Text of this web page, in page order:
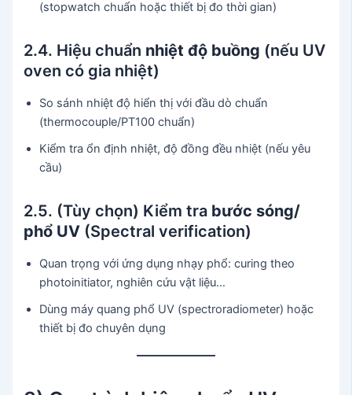
(stopwatch chuẩn hoặc thiết bị đo thời gian)
2.4. Hiệu chuẩn nhiệt độ buồng (nếu UV
oven có gia nhiệt)
So sánh nhiệt độ hiển thị với đầu dò chuẩn
(thermocouple/PT100 chuẩn)
Kiểm tra ổn định nhiệt, độ đồng đều nhiệt (nếu yêu
cầu)
2.5. (Tùy chọn) Kiểm tra bước sóng/
phổ UV (Spectral verification)
Quan trọng với ứng dụng nhạy phổ: curing theo
photoinitiator, nghiên cứu vật liệu…
Dùng máy quang phổ UV (spectroradiometer) hoặc
thiết bị đo chuyên dụng